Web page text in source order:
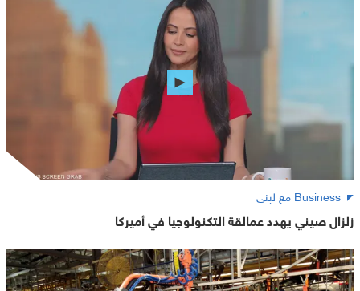
Business مع لبنى
زلزال صيني يهدد عمالقة التكنولوجيا في أميركا